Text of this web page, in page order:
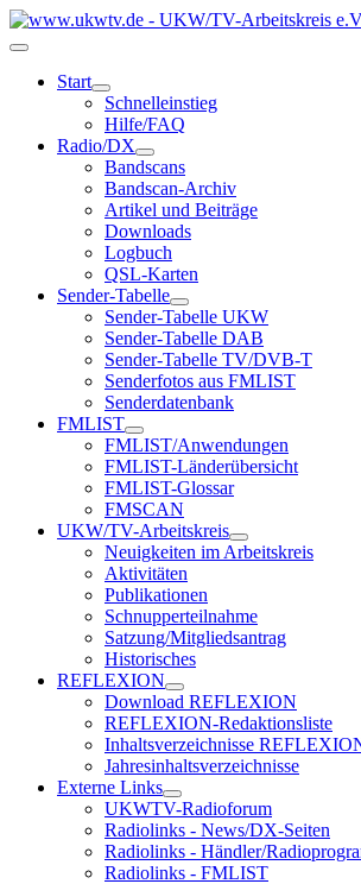
Start
Schnelleinstieg
Hilfe/FAQ
Radio/DX
Bandscans
Bandscan-Archiv
Artikel und Beiträge
Downloads
Logbuch
QSL-Karten
Sender-Tabelle
Sender-Tabelle UKW
Sender-Tabelle DAB
Sender-Tabelle TV/DVB-T
Senderfotos aus FMLIST
Senderdatenbank
FMLIST
FMLIST/Anwendungen
FMLIST-Länderübersicht
FMLIST-Glossar
FMSCAN
UKW/TV-Arbeitskreis
Neuigkeiten im Arbeitskreis
Aktivitäten
Publikationen
Schnupperteilnahme
Satzung/Mitgliedsantrag
Historisches
REFLEXION
Download REFLEXION
REFLEXION-Redaktionsliste
Inhaltsverzeichnisse
Jahresinhaltsverzeichnisse
Externe Links
UKWTV-Radioforum
Radiolinks - News/DX-Seiten
Radiolinks - Händler/
Radiolinks - FMLIST